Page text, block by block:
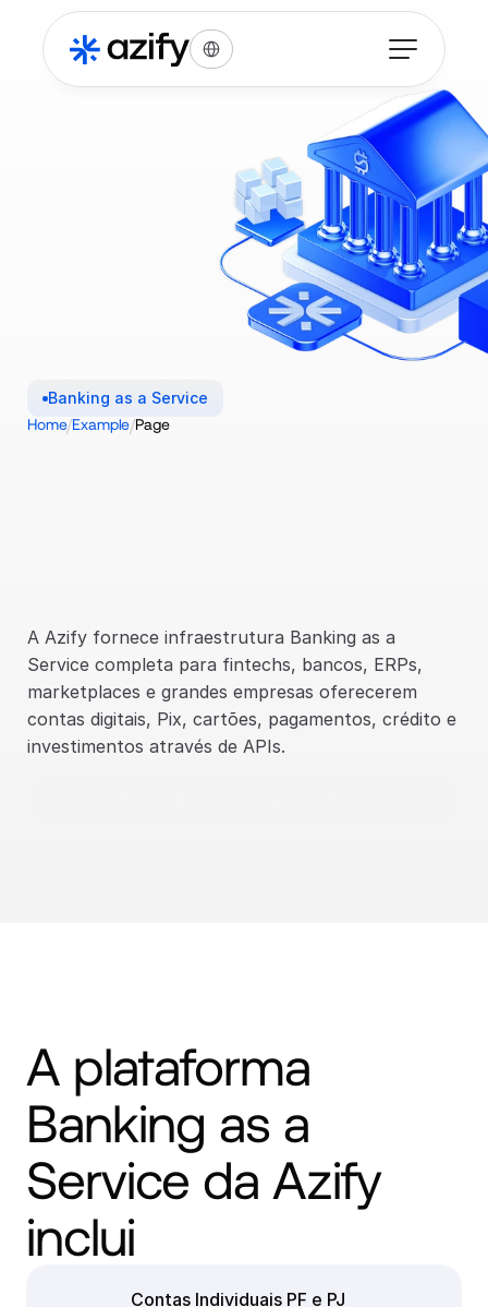
Select Language
Banking as a Service
Home/Example/Page
A Azify fornece infraestrutura Banking as a
Service completa para fintechs, bancos, ERPs,
marketplaces e grandes empresas oferecerem
contas digitais, Pix, cartões, pagamentos, crédito e
investimentos através de APIs.
A plataforma
Banking as a
Service da Azify
inclui
Contas Individuais PF e PJ